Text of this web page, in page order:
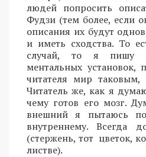
людей попросить
Фудзи (тем более, если
описания их будут
и иметь сходства. То
случай, то я пишу
ментальных установок,
читателя мир
Читатель же, как я
чему готов его мозг.
внешний я пытаюсь
внутреннему. Всегда
(стержень, тот цветок,
листве).